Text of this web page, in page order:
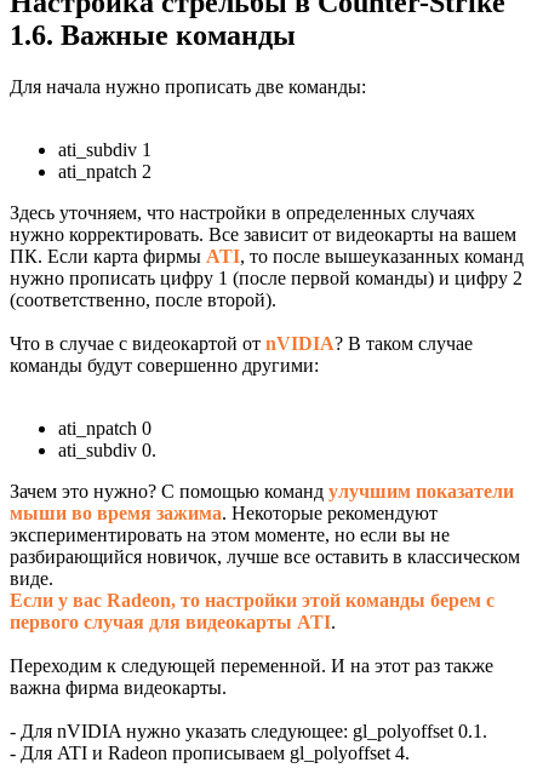
1.6. Важные команды
Для начала нужно прописать две команды:
ati_subdiv 1
ati_npatch 2
Здесь уточняем, что настройки в определенных случаях
нужно корректировать. Все зависит от видеокарты на вашем
ПК. Если карта фирмы ATI, то после вышеуказанных команд
нужно прописать цифру 1 (после первой команды) и цифру 2
(соответственно, после второй).
Что в случае с видеокартой от nVIDIA? В таком случае
команды будут совершенно другими:
ati_npatch 0
ati_subdiv 0.
Зачем это нужно? С помощью команд улучшим показатели
мыши во время зажима. Некоторые рекомендуют
экспериментировать на этом моменте, но если вы не
разбирающийся новичок, лучше все оставить в классическом
виде.
Если у вас Radeon, то настройки этой команды берем с
первого случая для видеокарты ATI.
Переходим к следующей переменной. И на этот раз также
важна фирма видеокарты.
- Для nVIDIA нужно указать следующее: gl_polyoffset 0.1.
- Для ATI и Radeon прописываем gl_polyoffset 4.